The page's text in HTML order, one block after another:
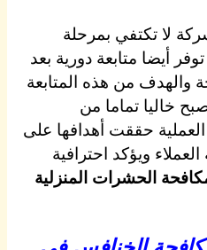
لا تكتفي بمرحلة
أيضا متابعة دورية بعد
والهدف من هذه المتابعة
خاليا تماما من
حققت أهدافها على
ويؤكد احترافية
الحشرات المنزلية